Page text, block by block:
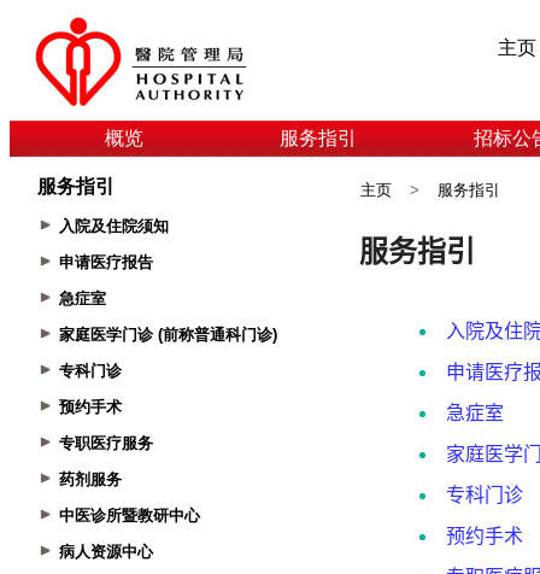
主页
概览 服务指引 招标公
服务指引
入院及住院须知
申请医疗报告
急症室
家庭医学门诊 (前称普通科门诊)
专科门诊
预约手术
专职医疗服务
药剂服务
中医诊所暨教研中心
病人资源中心
主页 > 服务指引